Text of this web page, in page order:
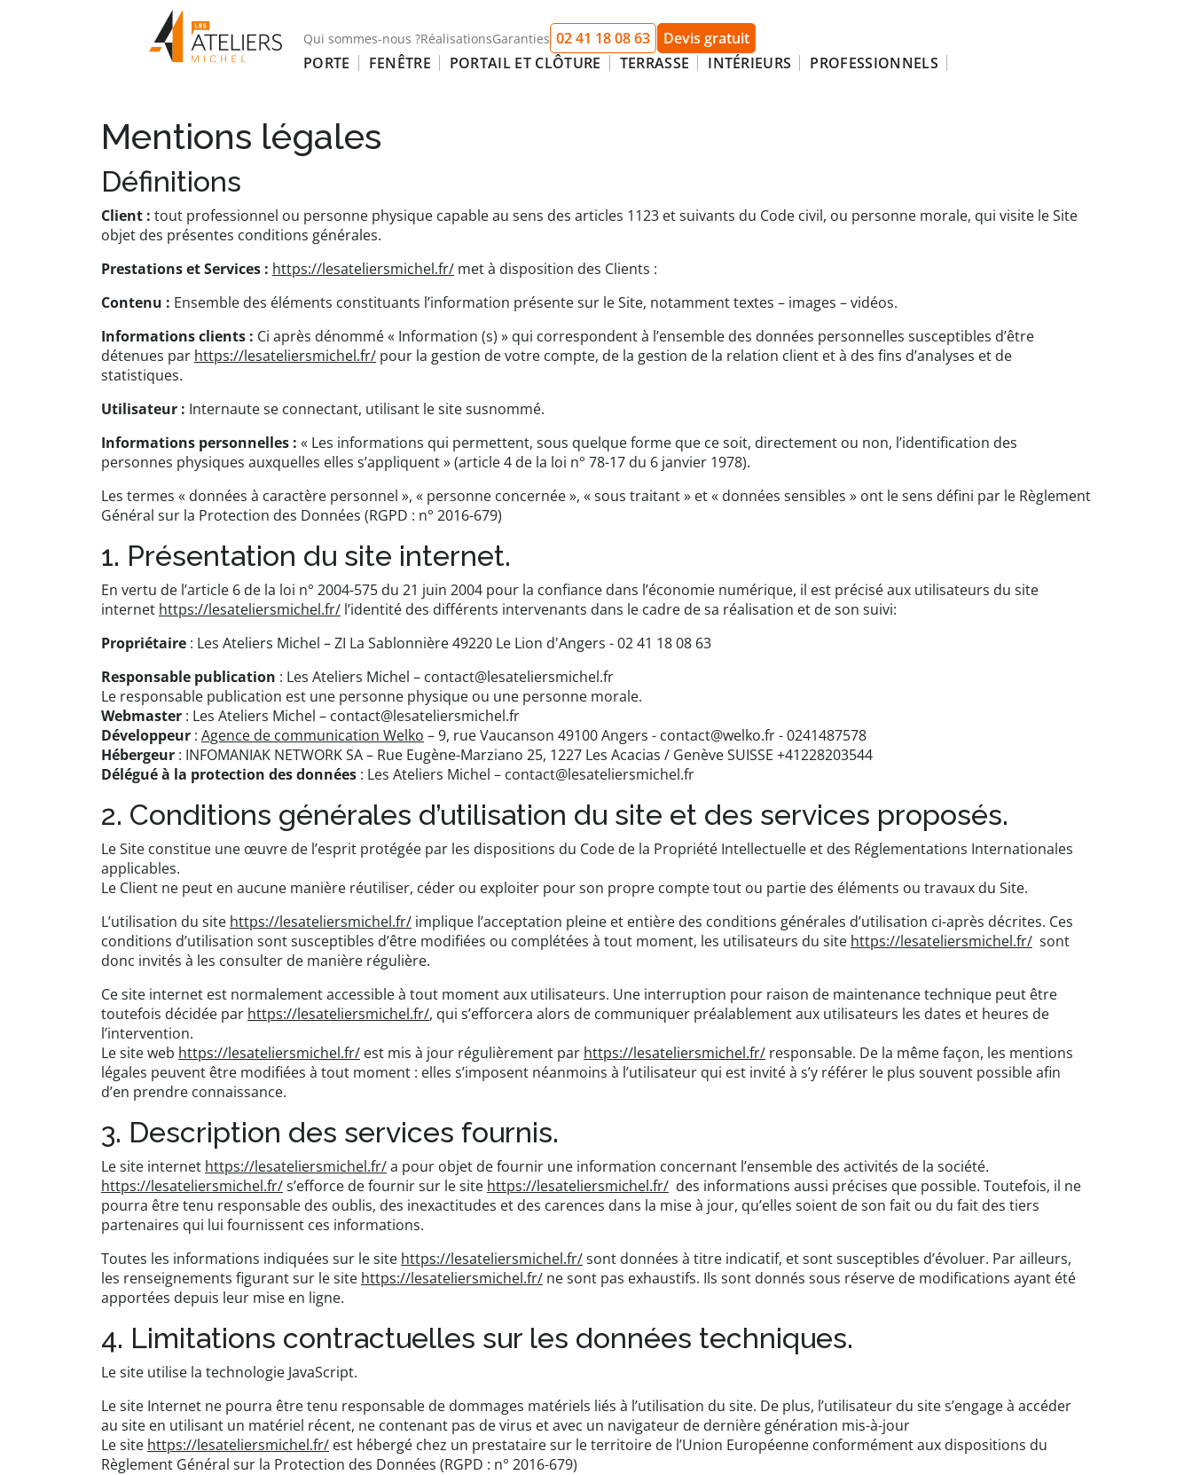
Qui sommes-nous ?RéalisationsGaranties 02 41 18 08 63
Devis gratuit
PORTE
FENÊTRE PORTAIL ET CLÔTURE TERRASSE INTÉRIEURS PROFESSIONNELS
Mentions légales
Définitions
Client : tout professionnel ou personne physique capable au sens des articles 1123 et suivants du Code civil, ou personne morale, qui visite le Site
objet des présentes conditions générales.
Prestations et Services : https://lesateliersmichel.fr/ met à disposition des Clients :
Contenu : Ensemble des éléments constituants l’information présente sur le Site, notamment textes – images – vidéos.
Informations clients : Ci après dénommé « Information (s) » qui correspondent à l’ensemble des données personnelles susceptibles d’être
détenues par https://lesateliersmichel.fr/ pour la gestion de votre compte, de la gestion de la relation client et à des fins d’analyses et de
statistiques.
Utilisateur : Internaute se connectant, utilisant le site susnommé.
Informations personnelles : « Les informations qui permettent, sous quelque forme que ce soit, directement ou non, l’identification des
personnes physiques auxquelles elles s’appliquent » (article 4 de la loi n° 78-17 du 6 janvier 1978).
Les termes « données à caractère personnel », « personne concernée », « sous traitant » et « données sensibles » ont le sens défini par le Règlement
Général sur la Protection des Données (RGPD : n° 2016-679)
1. Présentation du site internet.
En vertu de l’article 6 de la loi n° 2004-575 du 21 juin 2004 pour la confiance dans l’économie numérique, il est précisé aux utilisateurs du site
internet https://lesateliersmichel.fr/ l’identité des différents intervenants dans le cadre de sa réalisation et de son suivi:
Propriétaire : Les Ateliers Michel – ZI La Sablonnière 49220 Le Lion d'Angers - 02 41 18 08 63
Responsable publication : Les Ateliers Michel – contact@lesateliersmichel.fr
Le responsable publication est une personne physique ou une personne morale.
Webmaster : Les Ateliers Michel – contact@lesateliersmichel.fr
Développeur : Agence de communication Welko – 9, rue Vaucanson 49100 Angers - contact@welko.fr - 0241487578
Hébergeur : INFOMANIAK NETWORK SA – Rue Eugène-Marziano 25, 1227 Les Acacias / Genève SUISSE +41228203544
Délégué à la protection des données : Les Ateliers Michel – contact@lesateliersmichel.fr
2. Conditions générales d’utilisation du site et des services proposés.
Le Site constitue une œuvre de l’esprit protégée par les dispositions du Code de la Propriété Intellectuelle et des Réglementations Internationales
applicables.
Le Client ne peut en aucune manière réutiliser, céder ou exploiter pour son propre compte tout ou partie des éléments ou travaux du Site.
L’utilisation du site https://lesateliersmichel.fr/ implique l’acceptation pleine et entière des conditions générales d’utilisation ci-après décrites. Ces
conditions d’utilisation sont susceptibles d’être modifiées ou complétées à tout moment, les utilisateurs du site https://lesateliersmichel.fr/ sont
donc invités à les consulter de manière régulière.
Ce site internet est normalement accessible à tout moment aux utilisateurs. Une interruption pour raison de maintenance technique peut être
toutefois décidée par https://lesateliersmichel.fr/, qui s’efforcera alors de communiquer préalablement aux utilisateurs les dates et heures de
l’intervention.
Le site web https://lesateliersmichel.fr/ est mis à jour régulièrement par https://lesateliersmichel.fr/ responsable. De la même façon, les mentions
légales peuvent être modifiées à tout moment : elles s’imposent néanmoins à l’utilisateur qui est invité à s’y référer le plus souvent possible afin
d’en prendre connaissance.
3. Description des services fournis.
Le site internet https://lesateliersmichel.fr/a pour objet de fournir une information concernant l’ensemble des activités de la société.
https://lesateliersmichel.fr/s’efforce de fournir sur le site https://lesateliersmichel.fr/ des informations aussi précises que possible. Toutefois, il ne
pourra être tenu responsable des oublis, des inexactitudes et des carences dans la mise à jour, qu’elles soient de son fait ou du fait des tiers
partenaires qui lui fournissent ces informations.
Toutes les informations indiquées sur le site https://lesateliersmichel.fr/sont données à titre indicatif, et sont susceptibles d’évoluer. Par ailleurs,
les renseignements figurant sur le site https://lesateliersmichel.fr/ ne sont pas exhaustifs. Ils sont donnés sous réserve de modifications ayant été
apportées depuis leur mise en ligne.
4. Limitations contractuelles sur les données techniques.
Le site utilise la technologie JavaScript.
Le site Internet ne pourra être tenu responsable de dommages matériels liés à l’utilisation du site. De plus, l’utilisateur du site s’engage à accéder
au site en utilisant un matériel récent, ne contenant pas de virus et avec un navigateur de dernière génération mis-à-jour
Le site https://lesateliersmichel.fr/ est hébergé chez un prestataire sur le territoire de l’Union Européenne conformément aux dispositions du
Règlement Général sur la Protection des Données (RGPD : n° 2016-679)